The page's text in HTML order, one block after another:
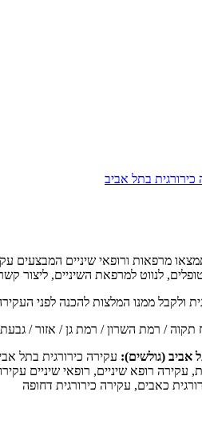
בתל אביב
מרפאות ורופאי שיניים המבצעים
לנווט למרפאת השיניים, ליצור
ולקבל ממנו המלצות להכנה לפני
/ רמת השרון / רמת גן / אזור /
אביב (גולשים): עקירה כירורגית בתל
עקירה רופא שיניים, רופאי שיניים
כאבים, עקירה כירורגית דחופה